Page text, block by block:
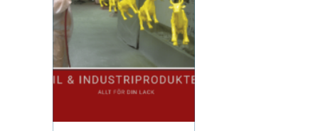
full kontroll över sina
elkostnader.
31 maj
2026